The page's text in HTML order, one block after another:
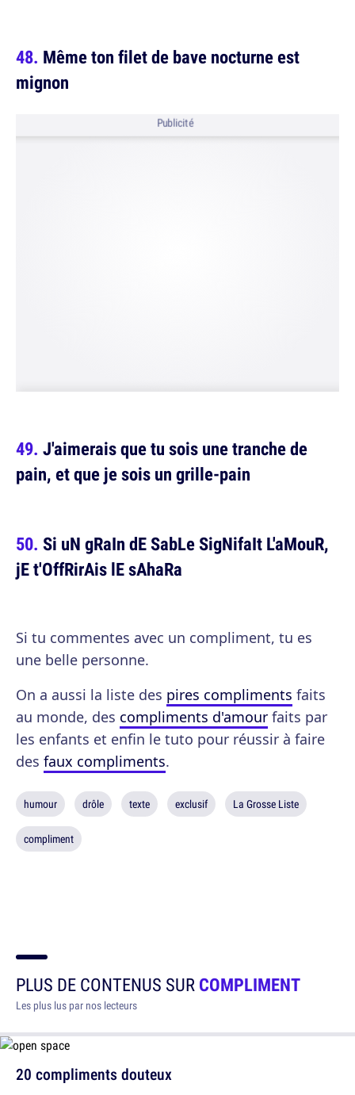
Même ton filet de bave nocturne est
mignon
Publicité
J'aimerais que tu sois une tranche de
pain, et que je sois un grille-pain
Si uN gRaIn dE SabLe SigNifaIt L'aMouR,
jE t'OffRirAis lE sAhaRa
Si tu commentes avec un compliment, tu es
une belle personne.
On a aussi la liste des pires compliments faits
au monde, des compliments d'amour faits par
les enfants et enfin le tuto pour réussir à faire
des faux compliments.
humour drôle texte exclusif La Grosse Liste
compliment
PLUS DE CONTENUS SURCOMPLIMENT
Les plus lus par nos lecteurs
20 compliments douteux